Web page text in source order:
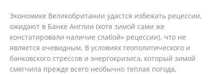
Экономике Великобритании удастся избежать рецессии,
ожидают в Банке Англии (хотя зимой сами же
констатировали наличие слабой» рецессии). что не
является очевидным. В условиях геополитического и
банковского стрессов и энергокризиса, который зимой
смягчила прежде всего необычно теплая погода,